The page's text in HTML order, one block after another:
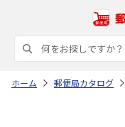
ホーム 郵便局カタログ